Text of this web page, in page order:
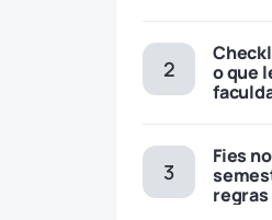
o que
Fies
regras